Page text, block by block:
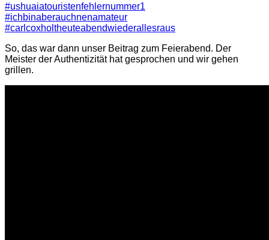
‪#‎ushuaiatouristenfehlernummer1‬
‪#‎ichbinaberauchnenamateur‬
‪#‎carlcoxholtheuteabendwiederallesraus‬
So, das war dann unser Beitrag zum Feierabend. Der
Meister der Authentizität hat gesprochen und wir gehen
grillen.